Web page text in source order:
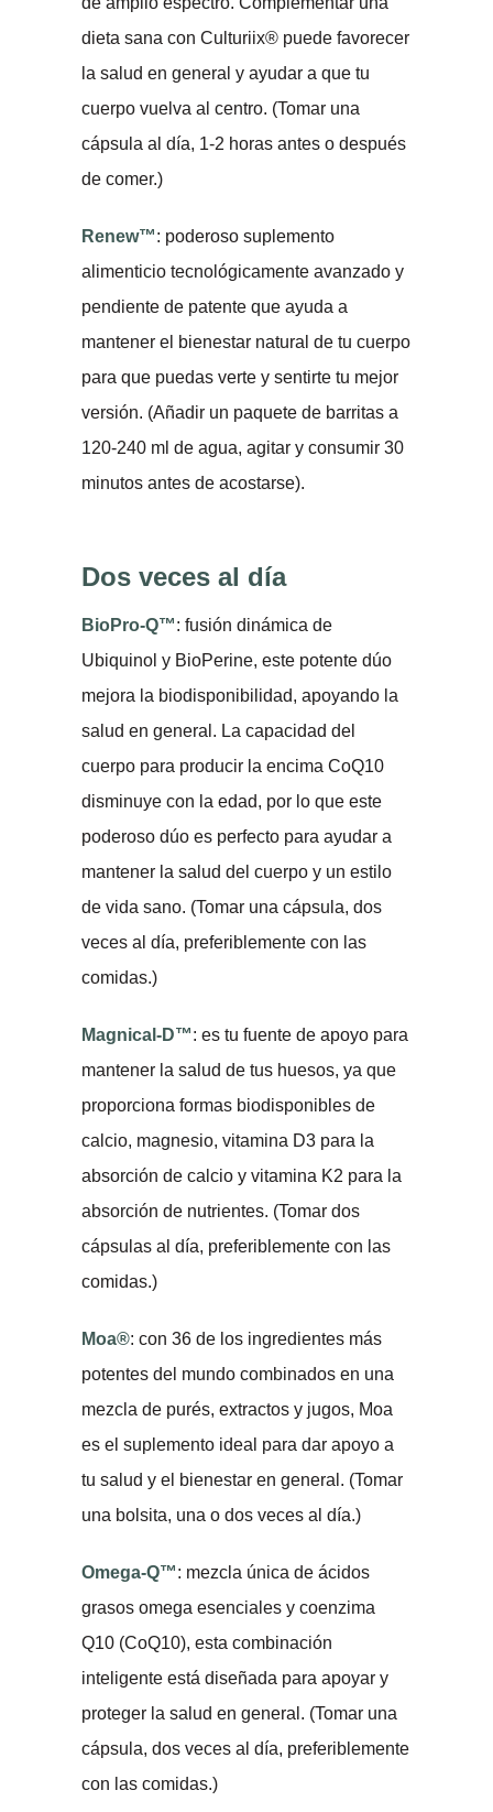
dieta sana con Culturiix® puede favorecer
la salud en general y ayudar a que tu
cuerpo vuelva al centro. (Tomar una
cápsula al día, 1-2 horas antes o después
de comer.)
Renew™: poderoso suplemento
alimenticio tecnológicamente avanzado y
pendiente de patente que ayuda a
mantener el bienestar natural de tu cuerpo
para que puedas verte y sentirte tu mejor
versión. (Añadir un paquete de barritas a
120-240 ml de agua, agitar y consumir 30
minutos antes de acostarse).
Dos veces al día
BioPro-Q™: fusión dinámica de
Ubiquinol y BioPerine, este potente dúo
mejora la biodisponibilidad, apoyando la
salud en general. La capacidad del
cuerpo para producir la encima CoQ10
disminuye con la edad, por lo que este
poderoso dúo es perfecto para ayudar a
mantener la salud del cuerpo y un estilo
de vida sano. (Tomar una cápsula, dos
veces al día, preferiblemente con las
comidas.)
Magnical-D™: es tu fuente de apoyo para
mantener la salud de tus huesos, ya que
proporciona formas biodisponibles de
calcio, magnesio, vitamina D3 para la
absorción de calcio y vitamina K2 para la
absorción de nutrientes. (Tomar dos
cápsulas al día, preferiblemente con las
comidas.)
Moa®: con 36 de los ingredientes más
potentes del mundo combinados en una
mezcla de purés, extractos y jugos, Moa
es el suplemento ideal para dar apoyo a
tu salud y el bienestar en general. (Tomar
una bolsita, una o dos veces al día.)
Omega-Q™: mezcla única de ácidos
grasos omega esenciales y coenzima
Q10 (CoQ10), esta combinación
inteligente está diseñada para apoyar y
proteger la salud en general. (Tomar una
cápsula, dos veces al día, preferiblemente
con las comidas.)